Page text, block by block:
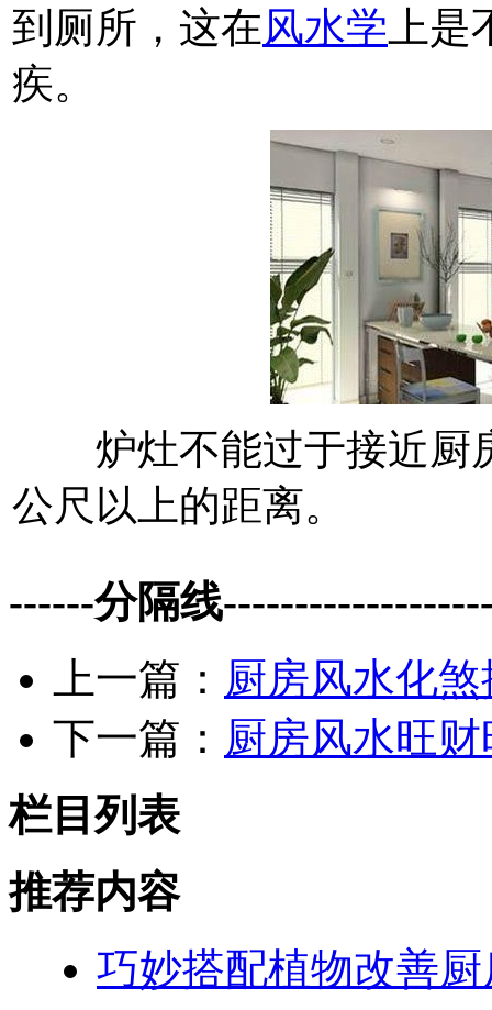
到厕所，这在风水学上是
疾。
炉灶不能过于接近厨
公尺以上的距离。
------分隔线
上一篇： 厨房风水化
下一篇： 厨房风水旺
栏目列表
推荐内容
巧妙搭配植物改善